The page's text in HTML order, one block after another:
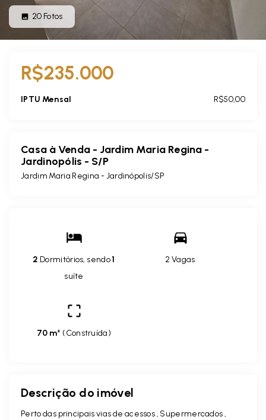
20 Fotos
R$235.000
IPTU Mensal R$50,00
Casa à Venda - Jardim Maria Regina -
Jardinopólis - S/P
Jardim Maria Regina - Jardinópolis/SP
2 Dormitórios, sendo1
suíte
2 Vagas
70 m² (Construída)
Descrição do imóvel
Perto das principais vias de acessos , Supermercados ,